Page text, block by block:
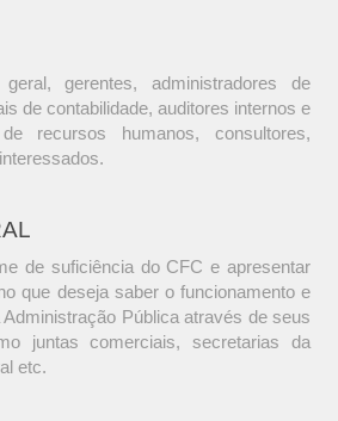
gerentes, administradores de
de contabilidade, auditores internos e
recursos humanos, consultores,
de suficiência do CFC e apresentar
que deseja saber o funcionamento e
Pública através de seus
juntas comerciais, secretarias da
etc.